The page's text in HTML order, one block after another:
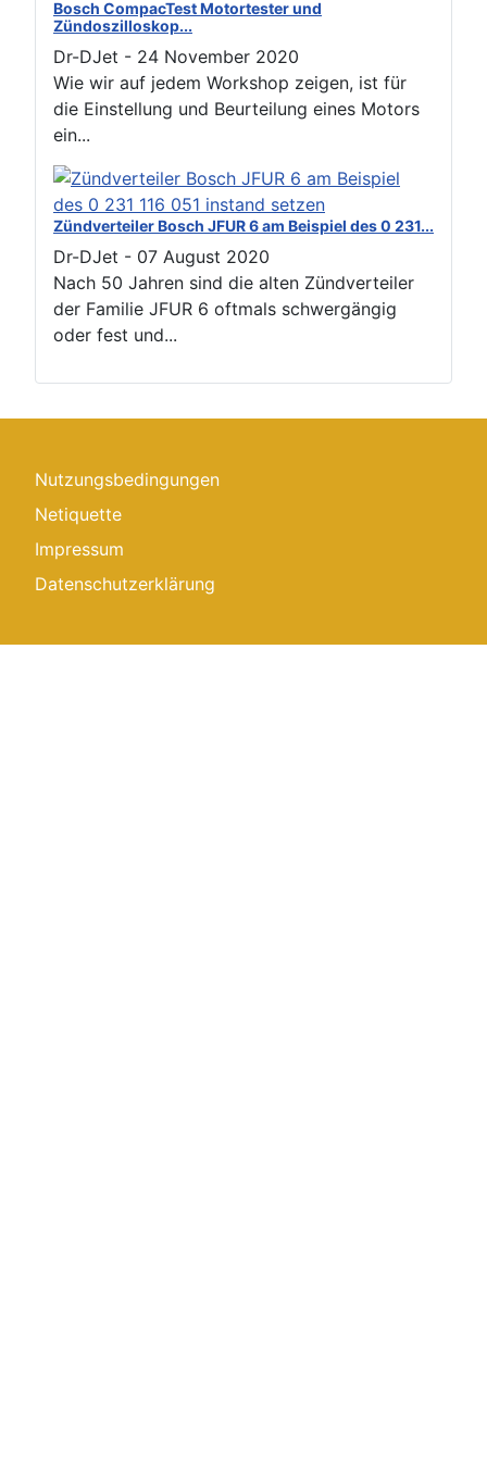
Bosch CompacTest Motortester und
Zündoszilloskop...
Dr-DJet - 24 November 2020
Wie wir auf jedem Workshop zeigen, ist für
die Einstellung und Beurteilung eines Motors
ein...
Zündverteiler Bosch JFUR 6 am Beispiel des 0 231...
Dr-DJet - 07 August 2020
Nach 50 Jahren sind die alten Zündverteiler
der Familie JFUR 6 oftmals schwergängig
oder fest und...
Nutzungsbedingungen
Netiquette
Impressum
Datenschutzerklärung